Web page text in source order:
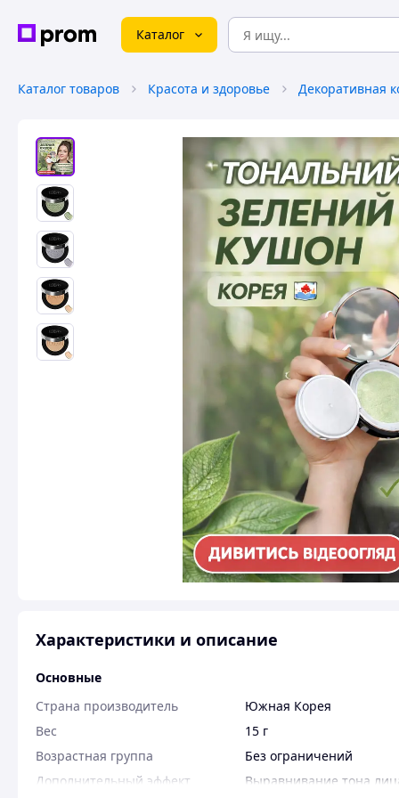
Каталог
Каталог товаров Красота и здоровье Декоративная
Характеристики и описание
Основные
Страна производитель
Южная Корея
Вес
15 г
Возрастная группа
Без ограничений
Дополнительный эффект
Выравнивание тона